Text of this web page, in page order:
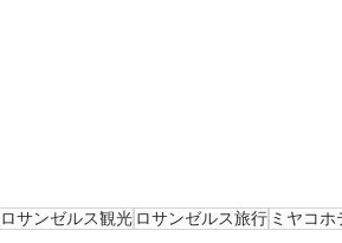
ロサンゼルス観光 ロサンゼルス旅行 ミヤコホ